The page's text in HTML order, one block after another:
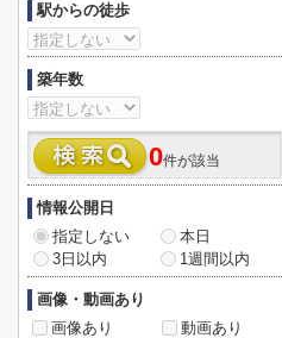
駅からの徒歩
築年数
0件が該当
情報公開日
指定しない
本日
3日以内
1週間以内
画像・動画あり
画像あり
動画あり